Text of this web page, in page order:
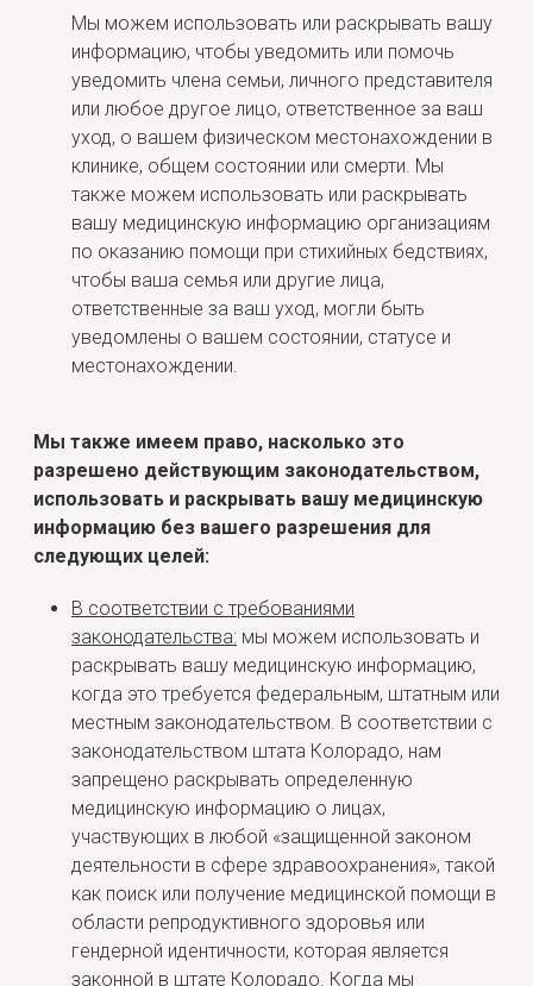
Мы можем использовать или раскрывать вашу
информацию, чтобы уведомить или помочь
уведомить члена семьи, личного представителя
или любое другое лицо, ответственное за ваш
уход, о вашем физическом местонахождении в
клинике, общем состоянии или смерти. Мы
также можем использовать или раскрывать
вашу медицинскую информацию организациям
по оказанию помощи при стихийных бедствиях,
чтобы ваша семья или другие лица,
ответственные за ваш уход, могли быть
уведомлены о вашем состоянии, статусе и
местонахождении.
Мы также имеем право, насколько это
разрешено действующим законодательством,
использовать и раскрывать вашу медицинскую
информацию без вашего разрешения для
следующих целей:
В соответствии с требованиями
законодательства: мы можем использовать и
раскрывать вашу медицинскую информацию,
когда это требуется федеральным, штатным или
местным законодательством. В соответствии с
законодательством штата Колорадо, нам
запрещено раскрывать определенную
медицинскую информацию о лицах,
участвующих в любой «защищенной законом
деятельности в сфере здравоохранения», такой
как поиск или получение медицинской помощи в
области репродуктивного здоровья или
гендерной идентичности, которая является
законной в штате Колорадо. Когда мы